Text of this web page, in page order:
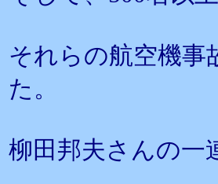
それらの航空機
た。
柳田邦夫さんの一